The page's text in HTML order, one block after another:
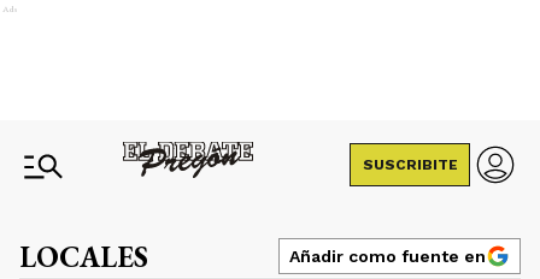
Ads
SUSCRIBITE
LOCALES Añadir como fuente en